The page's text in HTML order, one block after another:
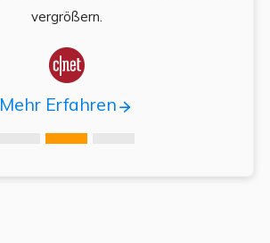
vergrößern.

Mehr Erfahren